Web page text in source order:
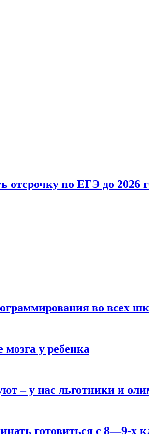
отсрочку по ЕГЭ до 2026
во всех
мозга у ребенка
– у нас льготники и
готовиться с 8—9-х